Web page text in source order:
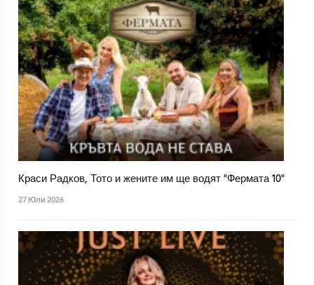
Краси Радков, Тото и жените им ще водят "Фермата 10"
27 Юли 2026